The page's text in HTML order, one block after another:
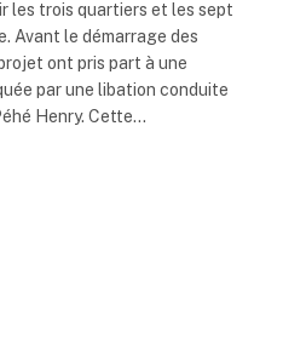
les trois quartiers et les sept
Avant le démarrage des
ont pris part à une
par une libation conduite
Henry. Cette…